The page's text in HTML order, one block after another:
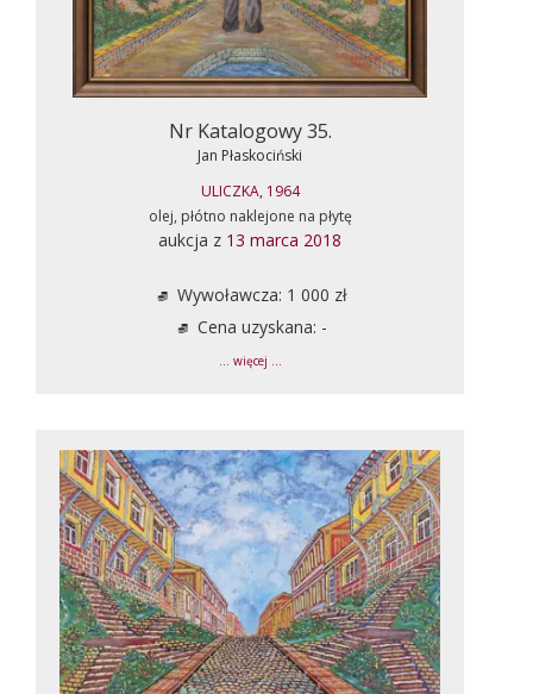
Nr Katalogowy 35.
Jan Płaskociński
ULICZKA, 1964
olej, płótno naklejone na płytę
aukcja z 13 marca 2018
Wywoławcza: 1 000 zł
Cena uzyskana: -
... więcej ...